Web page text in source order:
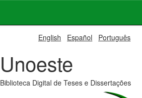
English Español Português
Unoeste
Biblioteca Digital de Teses e Dissertações